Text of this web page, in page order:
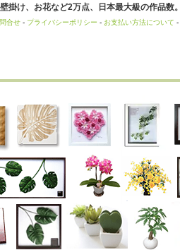
掛け、お花など2万点、日本最大級の作品
合せ - プライバシーポリシー - お支払い方法について -